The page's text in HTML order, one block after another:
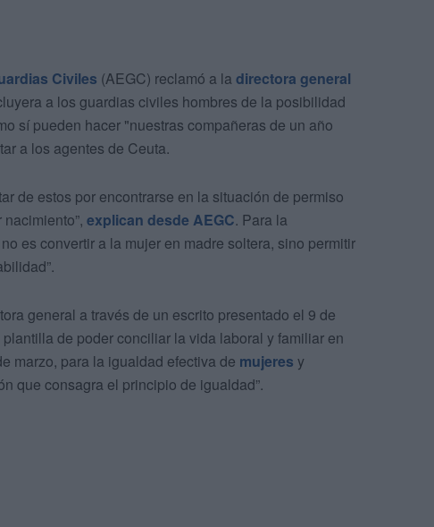
Civiles (AEGC) reclamó a la directora general
a los guardias civiles hombres de la posibilidad
sí pueden hacer "nuestras compañeras de un año
a los agentes de Ceuta.
de estos por encontrarse en la situación de permiso
explican desde AEGC. Para la
es convertir a la mujer en madre soltera, sino permitir
general a través de un escrito presentado el 9 de
de poder conciliar la vida laboral y familiar en
marzo, para la igualdad efectiva de mujeres y
que consagra el principio de igualdad”.